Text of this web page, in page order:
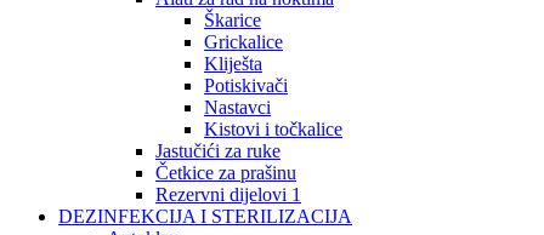
Škarice
Grickalice
Kliješta
Potiskivači
Nastavci
Kistovi i točkalice
Jastučići za ruke
Četkice za prašinu
Rezervni dijelovi 1
DEZINFEKCIJA I STERILIZACIJA